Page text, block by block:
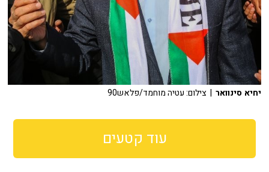
יחיא סינוואר | צילום: עטיה מוחמד/פלאש90
עוד קטעים